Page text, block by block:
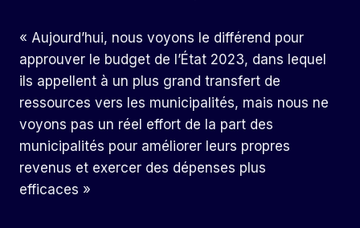
« Aujourd’hui, nous voyons le différend pour
approuver le budget de l’État 2023, dans lequel
ils appellent à un plus grand transfert de
ressources vers les municipalités, mais nous ne
voyons pas un réel effort de la part des
municipalités pour améliorer leurs propres
revenus et exercer des dépenses plus
efficaces »